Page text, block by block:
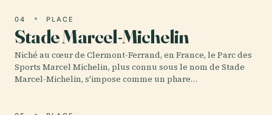
04 PLACE
Stade Marcel-Michelin
Niché au cœur de Clermont-Ferrand, en France, le Parc des
Sports Marcel Michelin, plus connu sous le nom de Stade
Marcel-Michelin, s'impose comme un phare…